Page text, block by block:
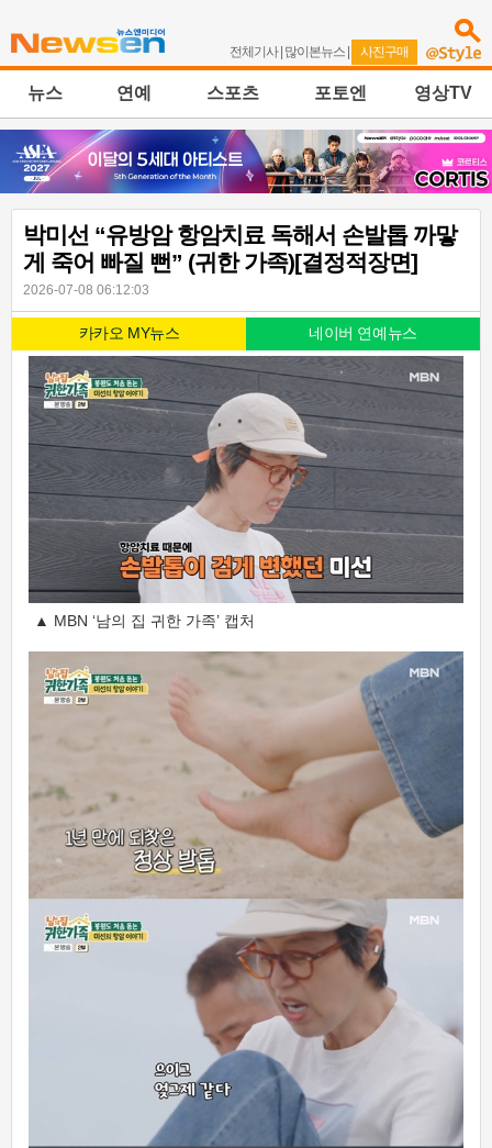
전체기사| 많이본뉴스 | 사진구매
뉴스 연예 스포츠 포토엔 영상TV
박미선 “유방암 항암치료 독해서 손발톱 까맣
게 죽어 빠질 뻔” (귀한 가족)[결정적장면]
2026-07-08 06:12:03
카카오 MY뉴스 네이버 연예뉴스
▲ MBN ‘남의 집 귀한 가족’ 캡처